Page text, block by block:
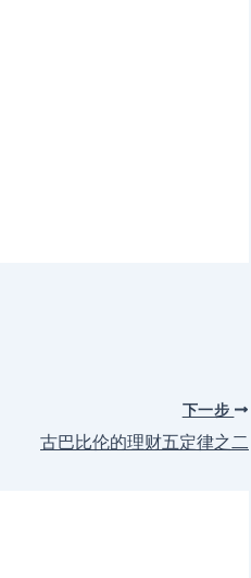
下一步
古巴比伦的理财五定律之二